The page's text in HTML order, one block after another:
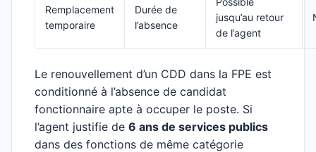
Remplacement
temporaire
Durée de
l’absence
jusqu’au retour
de l’agent
Le renouvellement d’un CDD dans la FPE est
conditionné à l’absence de candidat
fonctionnaire apte à occuper le poste. Si
l’agent justifie de 6 ans de services publics
dans des fonctions de même catégorie